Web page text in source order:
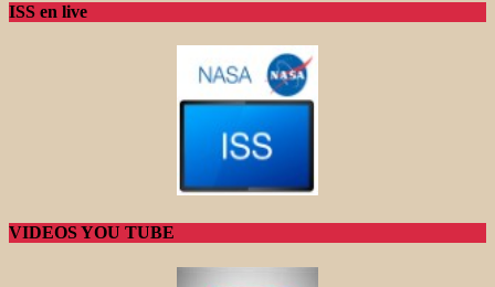
ISS en live
VIDEOS YOU TUBE